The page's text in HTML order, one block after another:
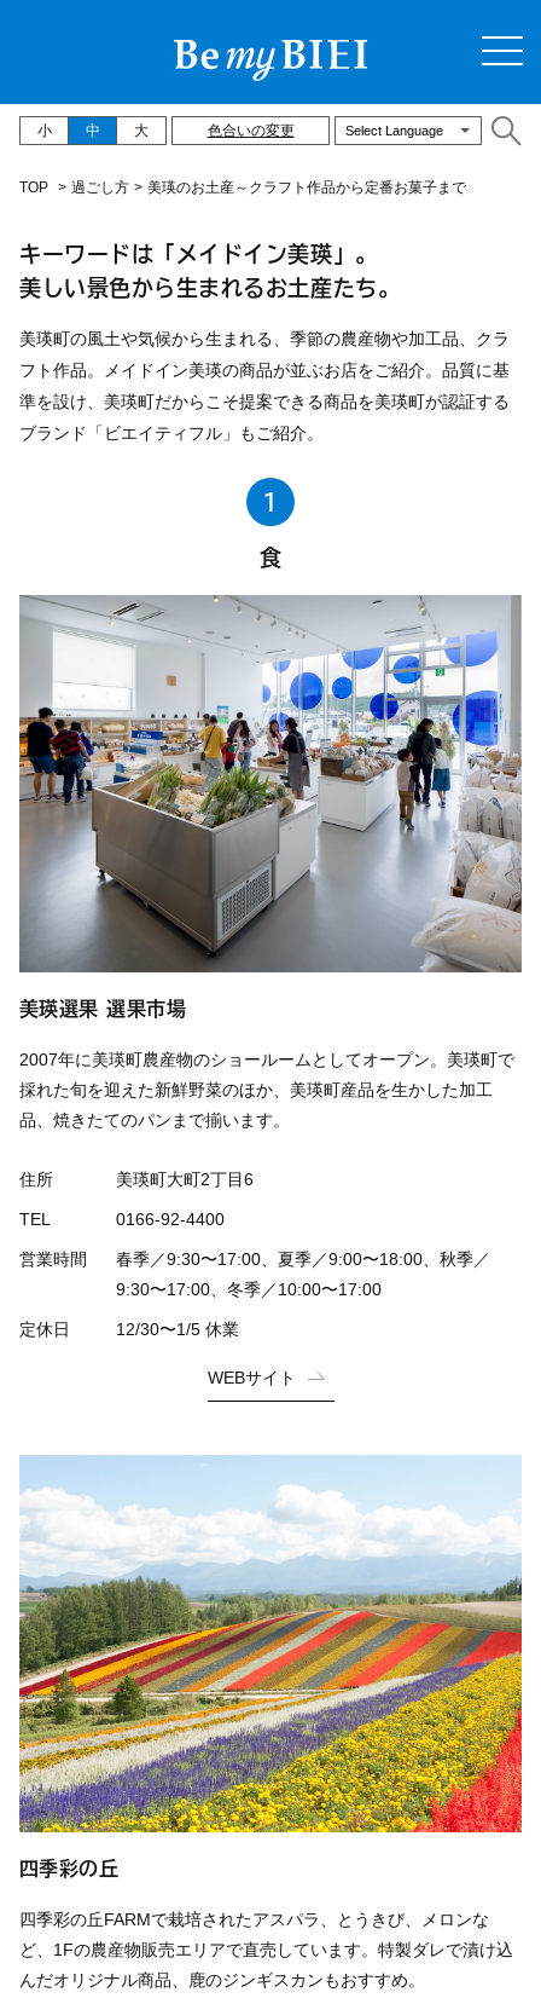
小 中 大 色合いの変更
TOP > 過ごし方 > 美瑛のお土産～クラフト作品から定番お菓子まで
キーワードは「メイドイン美瑛」。
美しい景色から生まれるお土産たち。
美瑛町の風土や気候から生まれる、季節の農産物や加工品、クラ
フト作品。メイドイン美瑛の商品が並ぶお店をご紹介。品質に基
準を設け、美瑛町だからこそ提案できる商品を美瑛町が認証する
ブランド「ビエイティフル」もご紹介。
1
食
美瑛選果 選果市場
2007年に美瑛町農産物のショールームとしてオープン。美瑛町で
採れた旬を迎えた新鮮野菜のほか、美瑛町産品を生かした加工
品、焼きたてのパンまで揃います。
住所 美瑛町大町2丁目6
TEL 0166-92-4400
営業時間
春季／9:30〜17:00、夏季／9:00〜18:00、秋季／
9:30〜17:00、冬季／10:00〜17:00
定休日 12/30〜1/5 休業
WEBサイト
四季彩の丘
四季彩の丘FARMで栽培されたアスパラ、とうきび、メロンな
ど、1Fの農産物販売エリアで直売しています。特製ダレで漬け込
んだオリジナル商品、鹿のジンギスカンもおすすめ。